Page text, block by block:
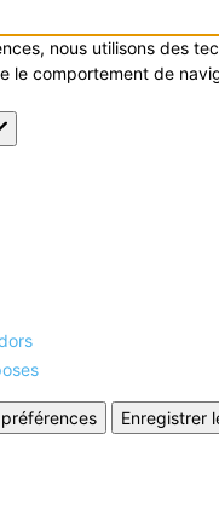
nous utilisons des
le comportement de
Enregistrer